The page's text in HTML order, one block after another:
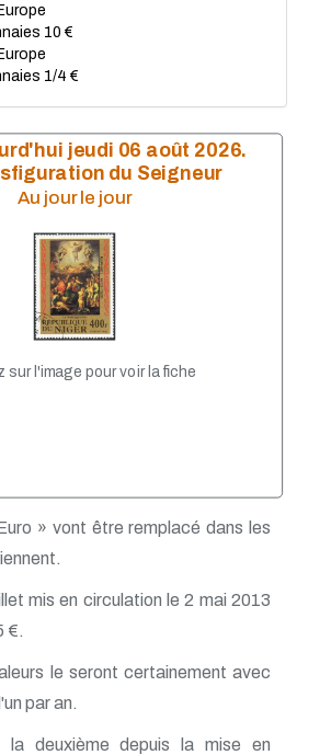
10 €
1/4 €
10 €
100 - 200€
1/4 €
10 €
10€
2 €
2 €
20 €
50€
10 €
10 €
pays adhérents à l'Euro
2 €
jeudi 06 août 2026.
du Seigneur
Au jour le jour
sur l'image pour voir la fiche
» vont être remplacé dans les
mis en circulation le 2 mai 2013
€.
le seront certainement avec
par an.
la deuxième depuis la mise en